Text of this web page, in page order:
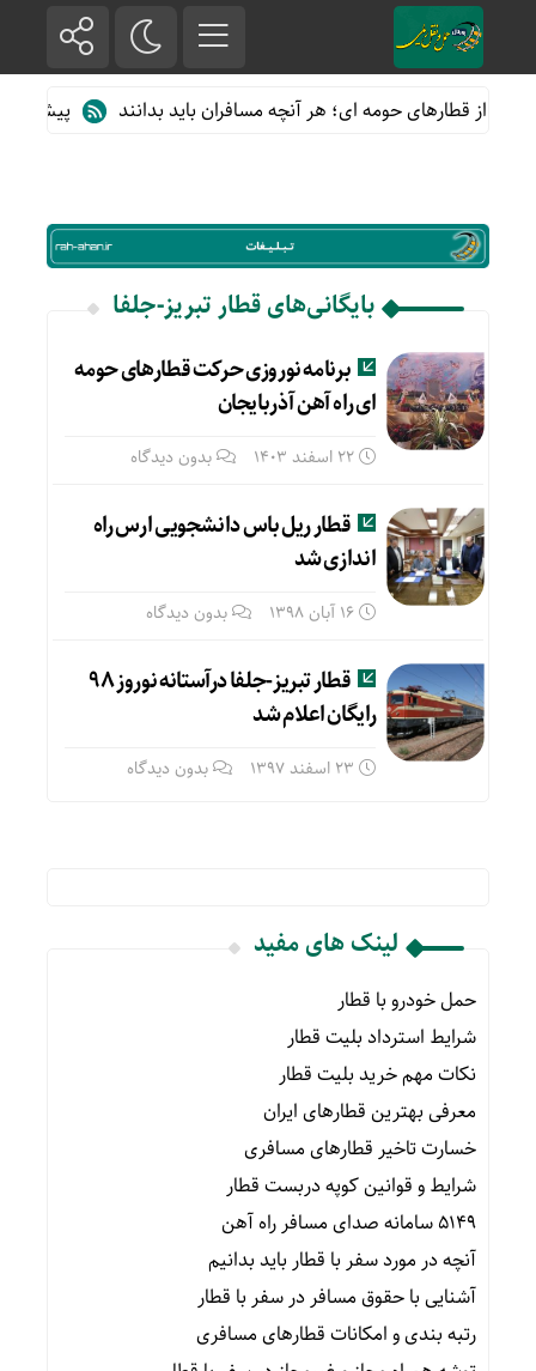
از قطارهای حومه ای؛ هر آنچه مسافران باید بدانند پیش فروش
بایگانی‌های قطار تبریز-جلفا
برنامه نوروزی حرکت قطارهای حومه
ای راه آهن آذربایجان
22 اسفند 1403 بدون دیدگاه
قطار ریل باس دانشجویی ارس راه
اندازی شد
16 آبان 1398 بدون دیدگاه
قطار تبریز-جلفا درآستانه نوروز ۹۸
رایگان اعلام شد
23 اسفند 1397 بدون دیدگاه
لینک های مفید
حمل خودرو با قطار
شرایط استرداد بلیت قطار
نکات مهم خرید بلیت قطار
معرفی بهترین قطارهای ایران
خسارت تاخیر قطارهای مسافری
شرایط و قوانین کوپه دربست قطار
۵۱۴۹ سامانه صدای مسافر راه آهن
آنچه در مورد سفر با قطار باید بدانیم
آشنایی با حقوق مسافر در سفر با قطار
رتبه بندی و امکانات قطارهای مسافری